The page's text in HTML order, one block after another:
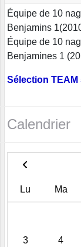
Équipe de 10
Benjamins
Équipe de 10
Benjamines 1
Sélection TEAM
Calendrier
Lu Ma
3 4